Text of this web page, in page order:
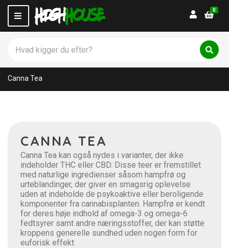
M
e
u
t
e
g
r
o
S
Login
0
Canna Tea
CANNA TEA
Canna Tea kan også nydes i varianter, der ikke
indeholder THC eller CBD. Disse teer er fremstillet
med naturlige ingredienser såsom hampfrø og
urteblandinger, der giver en smagsrig oplevelse
uden at indeholde de psykoaktive eller beroligende
komponenter fra cannabisplanten. Hampfrø er kendt
for deres høje indhold af omega-3 og omega-6
fedtsyrer samt andre næringsstoffer, der kan støtte
kroppens generelle sundhed uden nogen form for
euforisk effekt